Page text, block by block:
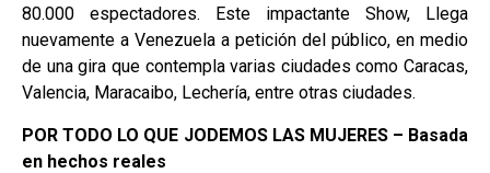
80.000 espectadores. Este impactante Show, Llega
nuevamente a Venezuela a petición del público, en medio
de una gira que contempla varias ciudades como Caracas,
Valencia, Maracaibo, Lechería, entre otras ciudades.
POR TODO LO QUE JODEMOS LAS MUJERES – Basada
en hechos reales